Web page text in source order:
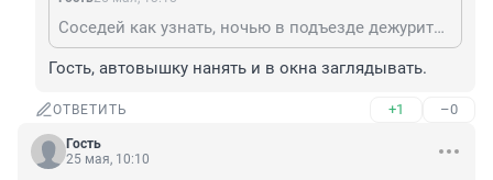
Соседей как узнать, ночью в подъезде дежурить под дверями слушать?
Гость, автовышку нанять и в окна заглядывать.
ОТВЕТИТЬ +1 –0
Гость
25 мая, 10:10